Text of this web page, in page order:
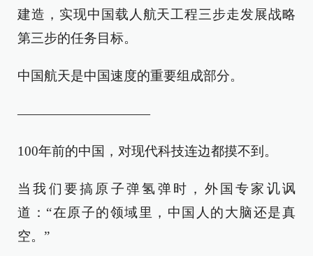
建造，实现中国载人航天工程三步走发展战略
第三步的任务目标。
中国航天是中国速度的重要组成部分。
——————————
100年前的中国，对现代科技连边都摸不到。
当我们要搞原子弹氢弹时，外国专家讥讽
道：“在原子的领域里，中国人的大脑还是真
空。”